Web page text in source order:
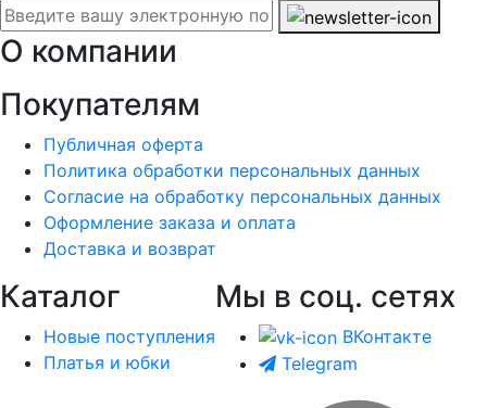
О компании
Покупателям
Публичная оферта
Политика обработки персональных данных
Согласие на обработку персональных данных
Оформление заказа и оплата
Доставка и возврат
Каталог
Новые поступления
Платья и юбки
Мы в соц. сетях
ВКонтакте
Telegram